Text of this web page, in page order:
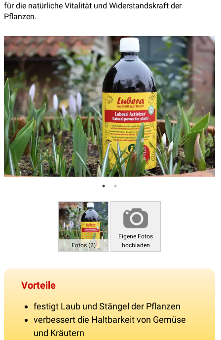
für die natürliche Vitalität und Widerstandskraft der
Pflanzen.
Fotos (2)
Eigene Fotos
hochladen
Vorteile
festigt Laub und Stängel der Pflanzen
verbessert die Haltbarkeit von Gemüse
und Kräutern